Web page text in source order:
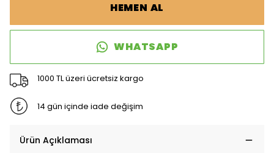
HEMEN AL
WHATSAPP
1000 TL üzeri ücretsiz kargo
14 gün içinde iade değişim
Ürün Açıklaması